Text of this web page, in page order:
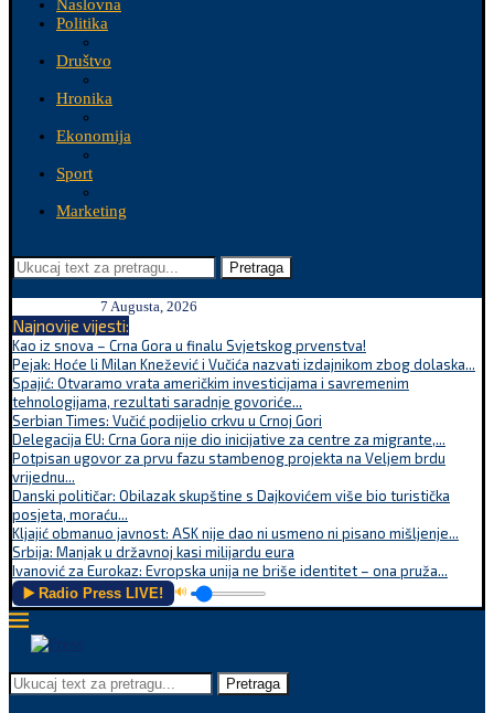
Naslovna
Politika
Društvo
Hronika
Ekonomija
Sport
Marketing
Pretraga
7 Augusta, 2026
Najnovije vijesti:
Kao iz snova – Crna Gora u finalu Svjetskog prvenstva!
Pejak: Hoće li Milan Knežević i Vučića nazvati izdajnikom zbog dolaska...
Spajić: Otvaramo vrata američkim investicijama i savremenim
tehnologijama, rezultati saradnje govoriće...
Serbian Times: Vučić podijelio crkvu u Crnoj Gori
Delegacija EU: Crna Gora nije dio inicijative za centre za migrante,...
Potpisan ugovor za prvu fazu stambenog projekta na Veljem brdu
vrijednu...
Danski političar: Obilazak skupštine s Dajkovićem više bio turistička
posjeta, moraću...
Kljajić obmanuo javnost: ASK nije dao ni usmeno ni pisano mišljenje...
Srbija: Manjak u državnoj kasi milijardu eura
Ivanović za Eurokaz: Evropska unija ne briše identitet – ona pruža...
▶️ Radio Press LIVE! 🔊
Pretraga